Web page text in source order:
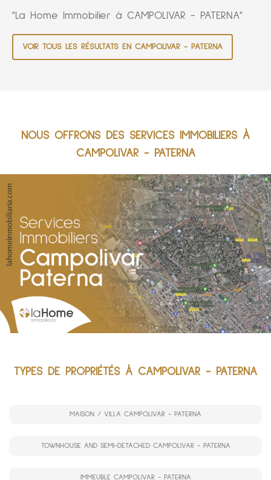
"La Home Immobilier à CAMPOLIVAR - PATERNA"
VOIR TOUS LES RÉSULTATS EN CAMPOLIVAR - PATERNA
NOUS OFFRONS DES SERVICES IMMOBILIERS À
CAMPOLIVAR - PATERNA
TYPES DE PROPRIÉTÉS À CAMPOLIVAR - PATERNA
MAISON / VILLA CAMPOLIVAR - PATERNA
TOWNHOUSE AND SEMI-DETACHED CAMPOLIVAR - PATERNA
IMMEUBLE CAMPOLIVAR - PATERNA